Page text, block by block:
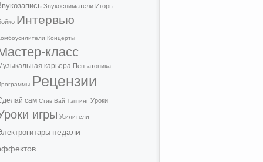
Звукосниматели Игорь
Интервью
Концерты
класс
карьера Пентатоника
Рецензии
сам Стив Вай Тэппинг Уроки
игры Усилители
педали